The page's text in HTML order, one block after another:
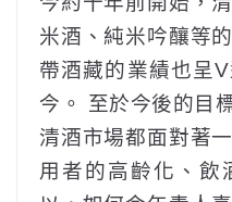
米酒、純米吟釀等
帶酒藏的業績也呈
今。 至於今後的目
清酒市場都面對著
用者的高齡化、飲